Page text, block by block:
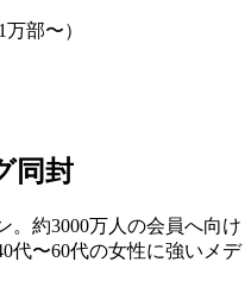
部〜）
同封
。約3000万人の会員へ向け
代〜60代の女性に強いメデ